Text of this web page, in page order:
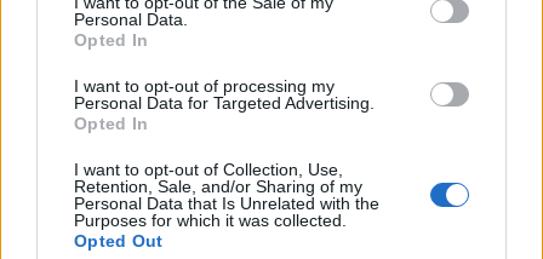
Personal Data.
Opted In
I want to opt-out of processing my
Personal Data for Targeted Advertising.
Opted In
I want to opt-out of Collection, Use,
Retention, Sale, and/or Sharing of my
Personal Data that Is Unrelated with the
Purposes for which it was collected.
Opted Out
Γκορούκ και στο νησί Κεσμ το Σαββατοκύριακο.
Τα πλήγματα, χαρακτηρίζονται «μετρημένα και
σκόπιμα», σε απάντηση σε «επιθετικές ιρανικές
ενέργειες που περιελάμβαναν την κατάρριψη ενός
αμερικανικού drone MQ-1 που επιχειρούσε πάνω
ανάρτηση στο X.
ΠΕΡΙΣΣΌΤΕΡΑ ...